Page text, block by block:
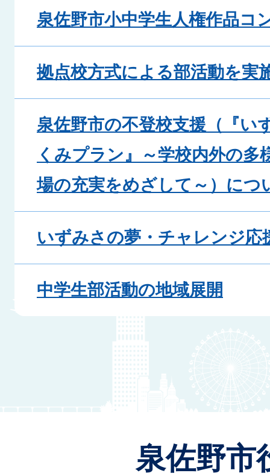
泉佐野市小中学生人権作品コ
拠点校方式による部活動を実
泉佐野市の不登校支援（『い
くみプラン』～学校内外の多
場の充実をめざして～）につ
いずみさの夢・チャレンジ応
中学生部活動の地域展開
泉佐野市